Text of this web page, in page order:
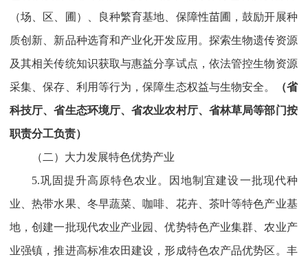
（场、区、圃）、良种繁育基地、保障性苗圃，鼓励开展种
质创新、新品种选育和产业化开发应用。探索生物遗传资源
及其相关传统知识获取与惠益分享试点，依法管控生物资源
采集、保存、利用等行为，保障生态权益与生物安全。
（省
科技厅、省生态环境厅、省农业农村厅、省林草局等部门按
职责分工负责）
（二）大力发展特色优势产业
5.巩固提升高原特色农业。因地制宜建设一批现代种
业、热带水果、冬早蔬菜、咖啡、花卉、茶叶等特色产业基
地，创建一批现代农业产业园、优势特色产业集群、农业产
业强镇，推进高标准农田建设，形成特色农产品优势区。丰